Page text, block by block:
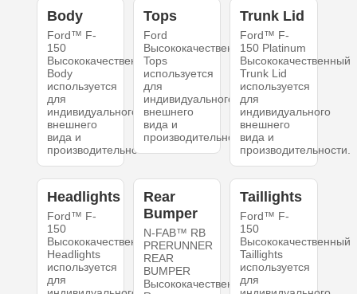
Body
Ford™ F-
150
Высококачественный
Body
используется
для
индивидуального
внешнего
вида и
производительности.
Tops
Ford
Высококачественный
Tops
используется
для
индивидуального
внешнего
вида и
производительности.
Trunk Lid
Ford™ F-
150 Platinum
Высококачественный
Trunk Lid
используется
для
индивидуального
внешнего
вида и
производительности.
Headlights
Ford™ F-
150
Высококачественный
Headlights
используется
для
Rear
Bumper
N-FAB™ RB
PRERUNNER
REAR
BUMPER
Высококачественный
Taillights
Ford™ F-
150
Высококачественный
Taillights
используется
для